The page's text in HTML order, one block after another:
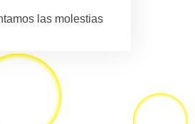
las molestias